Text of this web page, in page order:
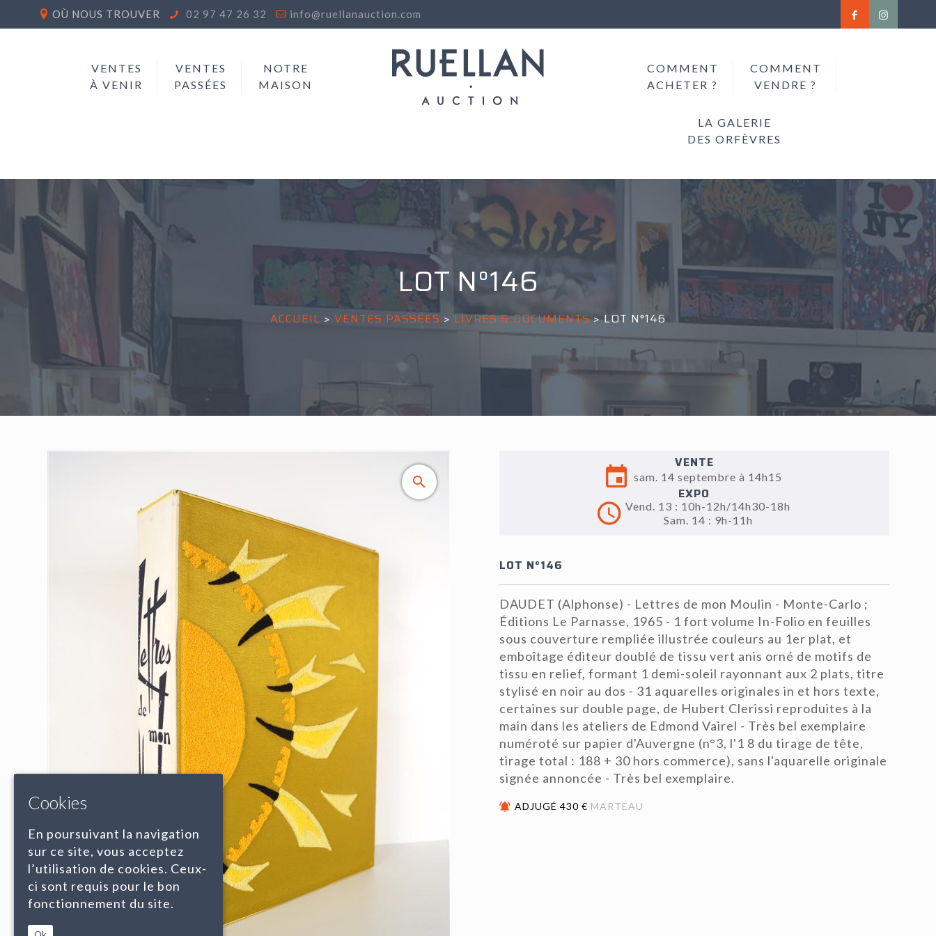
OÙ NOUS TROUVER 02 97 47 26 32 info@ruellanauction.com
VENTES
À VENIR
VENTES
PASSÉES
NOTRE
MAISON
COMMENT
ACHETER ?
COMMENT
VENDRE ?
LA GALERIE
DES ORFÈVRES
LOT N°146
ACCUEIL > VENTES PASSÉES > LIVRES & DOCUMENTS>LOT N°146
VENTE
sam. 14 septembre à 14h15
EXPO
Vend. 13 : 10h-12h/14h30-18h
Sam. 14 : 9h-11h
LOT N°146
DAUDET (Alphonse) - Lettres de mon Moulin - Monte-Carlo ;
Éditions Le Parnasse, 1965 - 1 fort volume In-Folio en feuilles
sous couverture rempliée illustrée couleurs au 1er plat, et
emboîtage éditeur doublé de tissu vert anis orné de motifs de
tissu en relief, formant 1 demi-soleil rayonnant aux 2 plats, titre
stylisé en noir au dos - 31 aquarelles originales in et hors texte,
certaines sur double page, de Hubert Clerissi reproduites à la
main dans les ateliers de Edmond Vairel - Très bel exemplaire
numéroté sur papier d'Auvergne (n°3, l'1 8 du tirage de tête,
tirage total : 188 + 30 hors commerce), sans l'aquarelle originale
signée annoncée - Très bel exemplaire.
ADJUGÉ 430 € MARTEAU
Cookies
En poursuivant la navigation
sur ce site, vous acceptez
l’utilisation de cookies. Ceux-
ci sont requis pour le bon
fonctionnement du site.